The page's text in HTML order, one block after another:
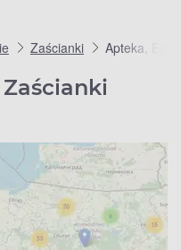
Zaścianki Apteka,